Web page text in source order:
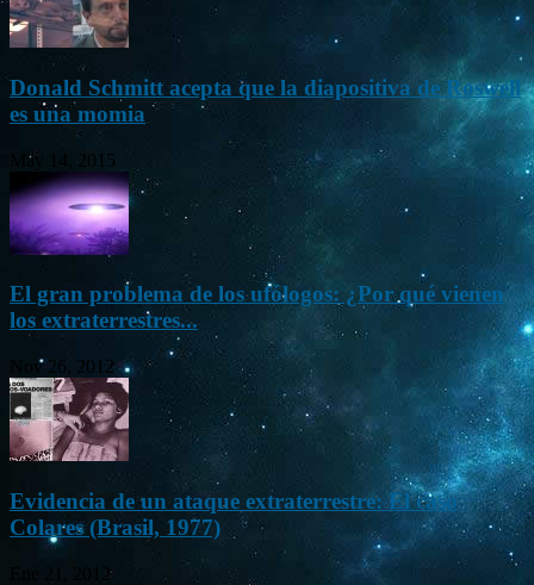
Donald Schmitt acepta que la diapositiva de Roswell
es una momia
May 14, 2015
El gran problema de los ufólogos: ¿Por qué vienen
los extraterrestres...
Nov 26, 2012
Evidencia de un ataque extraterrestre: El caso
Colares (Brasil, 1977)
Ene 21, 2012